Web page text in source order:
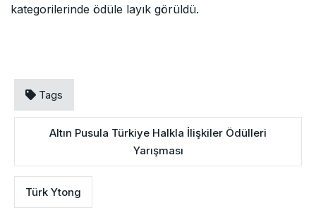
kategorilerinde ödüle layık görüldü.
Tags
Altın Pusula Türkiye Halkla İlişkiler Ödülleri
Yarışması
Türk Ytong